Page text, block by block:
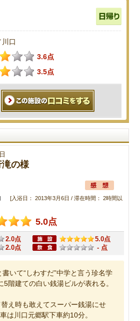
口
3.6点
3.5点
の様
[入浴日： 2013年3月6日 / 滞在時間： 2時間以
5.0点
2.0点
5.0点
2.0点
- 点
いて“しわすだ”中学と言う珍名学
階建ての白い銭湯ビルが表れる。
え時も敢えてスーパー銭湯にせ
は川口元郷駅下車約10分。